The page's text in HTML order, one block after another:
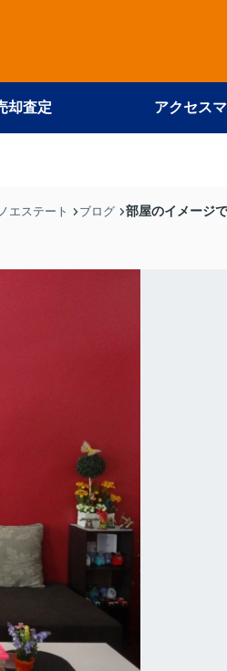
却査定 アクセス
エステート ブログ 部屋のイメージ